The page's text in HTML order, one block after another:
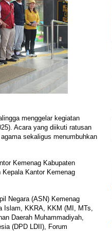
menggelar kegiatan
Acara yang diikuti ratusan
sekaligus menumbuhkan
Kemenag Kabupaten
Kantor Kemenag
Negara (ASN) Kemenag
Islam, KKRA, KKM (MI, MTs,
Daerah Muhammadiyah,
(DPD LDII), Forum